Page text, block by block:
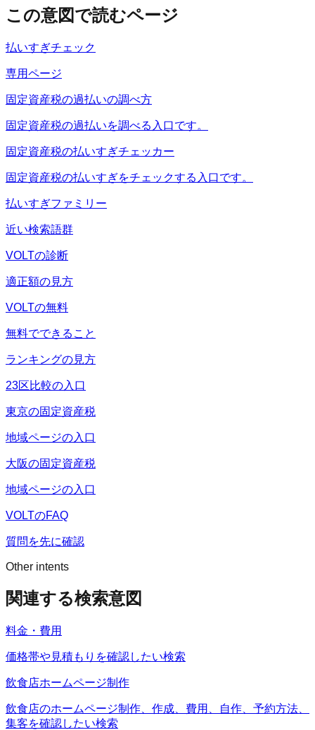
この意図で読むページ
払いすぎチェック
専用ページ
固定資産税の過払いの調べ方
固定資産税の過払いを調べる入口です。
固定資産税の払いすぎチェッカー
固定資産税の払いすぎをチェックする入口です。
払いすぎファミリー
近い検索語群
VOLTの診断
適正額の見方
VOLTの無料
無料でできること
ランキングの見方
23区比較の入口
東京の固定資産税
地域ページの入口
大阪の固定資産税
地域ページの入口
VOLTのFAQ
質問を先に確認
Other intents
関連する検索意図
料金・費用
価格帯や見積もりを確認したい検索
飲食店ホームページ制作
飲食店のホームページ制作、作成、費用、自作、予約方法、
集客を確認したい検索